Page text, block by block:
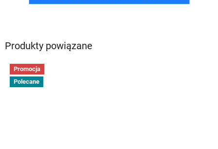
Produkty powiązane
Promocja
Polecane